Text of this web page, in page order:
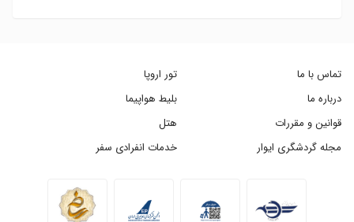
تماس با ما
درباره ما
قوانین و مقررات
مجله گردشگری ایوار
تور اروپا
بلیط هواپیما
هتل
خدمات انفرادی سفر